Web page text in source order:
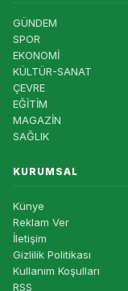
GÜNDEM
SPOR
EKONOMİ
KÜLTÜR-SANAT
ÇEVRE
EĞİTİM
MAGAZİN
SAĞLIK
KURUMSAL
Künye
Reklam Ver
İletişim
Gizlilik Politikası
Kullanım Koşulları
RSS